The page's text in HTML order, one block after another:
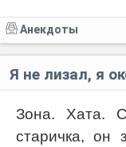
Анекдоты
Я не лизал, я
Зона. Хата.
старичка, он